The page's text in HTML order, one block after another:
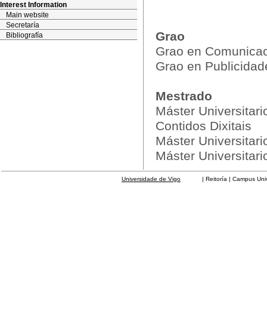
Interest Information
Main website
Secretaría
Bibliografía
Grao
Grao en
Grao en
Mestrado
Máster
Contidos Dixitais
Máster
Máster
Universidade de Vigo | Reitoría | Campus